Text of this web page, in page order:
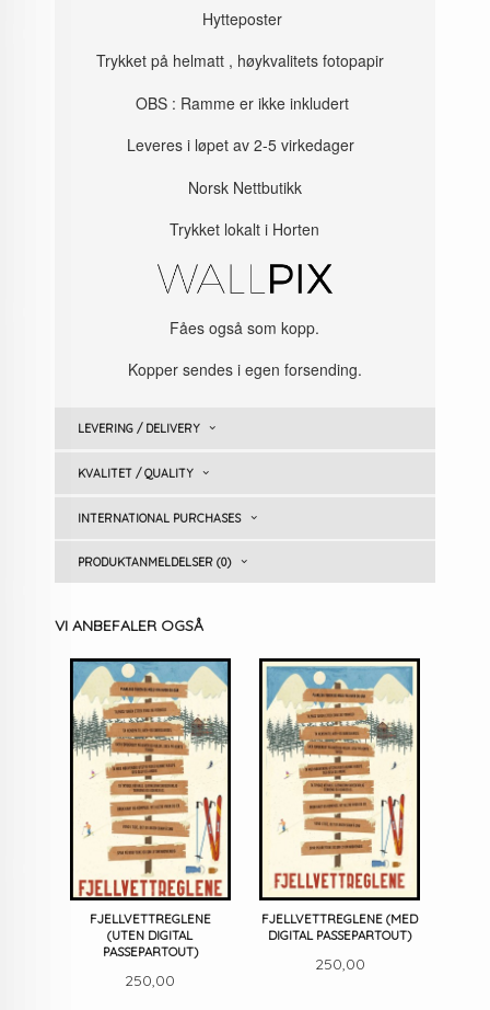
Hytteposter
Trykket på helmatt , høykvalitets fotopapir
OBS : Ramme er ikke inkludert
Leveres i løpet av 2-5 virkedager
Norsk Nettbutikk
Trykket lokalt i Horten
Fåes også som kopp.
Kopper sendes i egen forsending.
LEVERING / DELIVERY
KVALITET / QUALITY
INTERNATIONAL PURCHASES
PRODUKTANMELDELSER (0)
VI ANBEFALER OGSÅ
FJELLVETTREGLENE
(UTEN DIGITAL
PASSEPARTOUT)
Pris
250,00
FJELLVETTREGLENE (MED
DIGITAL PASSEPARTOUT)
Pris
250,00